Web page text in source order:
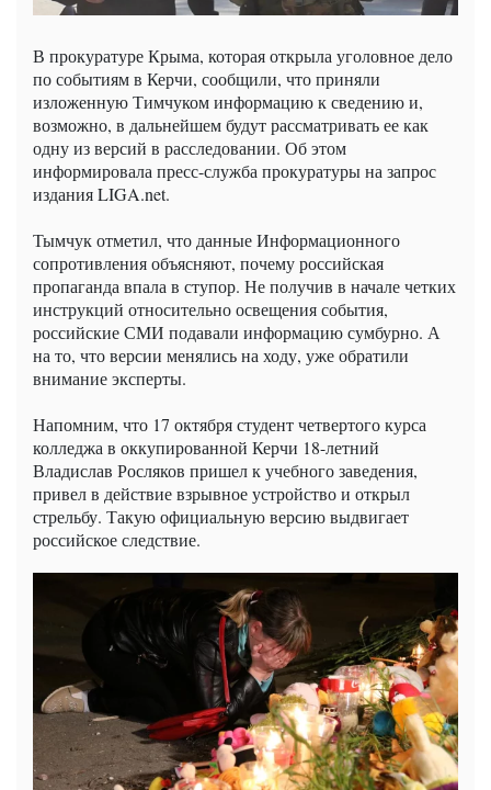
В прокуратуре Крыма, которая открыла уголовное дело
по событиям в Керчи, сообщили, что приняли
изложенную Тимчуком информацию к сведению и,
возможно, в дальнейшем будут рассматривать ее как
одну из версий в расследовании. Об этом
информировала пресс-служба прокуратуры на запрос
издания LIGA.net.
Тымчук отметил, что данные Информационного
сопротивления объясняют, почему российская
пропаганда впала в ступор. Не получив в начале четких
инструкций относительно освещения события,
российские СМИ подавали информацию сумбурно. А
на то, что версии менялись на ходу, уже обратили
внимание эксперты.
Напомним, что 17 октября студент четвертого курса
колледжа в оккупированной Керчи 18-летний
Владислав Росляков пришел к учебного заведения,
привел в действие взрывное устройство и открыл
стрельбу. Такую официальную версию выдвигает
российское следствие.